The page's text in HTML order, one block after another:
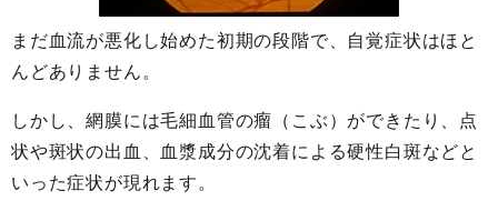
まだ血流が悪化し始めた初期の段階で、自覚症状はほと
んどありません。
しかし、網膜には毛細血管の瘤（こぶ）ができたり、点
状や斑状の出血、血漿成分の沈着による硬性白斑などと
いった症状が現れます。